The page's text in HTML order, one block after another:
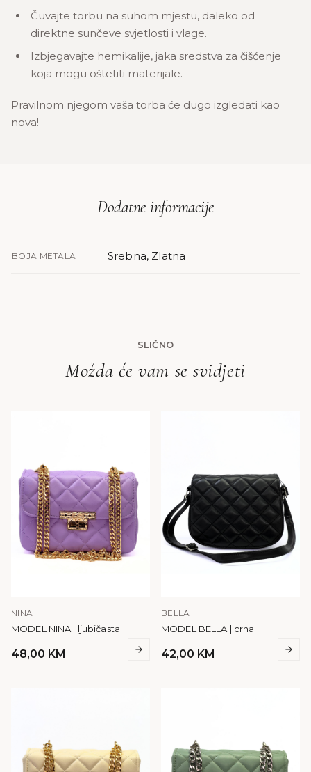
Čuvajte torbu na suhom mjestu, daleko od
direktne sunčeve svjetlosti i vlage.
Izbjegavajte hemikalije, jaka sredstva za čišćenje
koja mogu oštetiti materijale.
Pravilnom njegom vaša torba će dugo izgledati kao
nova!
Dodatne informacije
BOJA METALA Srebna, Zlatna
SLIČNO
Možda će vam se svidjeti
NINA
MODEL NINA | ljubičasta
48,00 KM
BELLA
MODEL BELLA | crna
42,00 KM